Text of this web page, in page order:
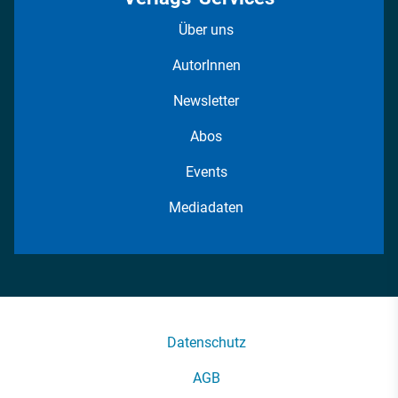
Über uns
AutorInnen
Newsletter
Abos
Events
Mediadaten
Datenschutz
AGB